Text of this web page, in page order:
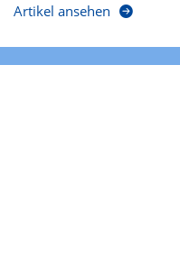
Artikel ansehen